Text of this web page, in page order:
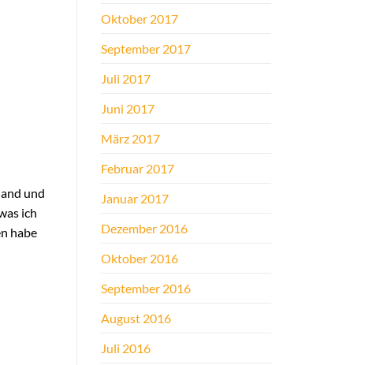
und
ich
habe
Oktober 2017
September 2017
Juli 2017
Juni 2017
März 2017
Februar 2017
Januar 2017
Dezember 2016
Oktober 2016
September 2016
August 2016
Juli 2016